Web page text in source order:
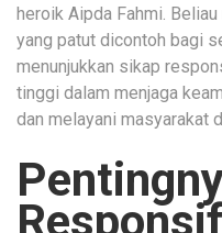
heroik Aipda Fahmi.
yang patut dicontoh bagi
menunjukkan sikap
tinggi dalam menjaga
dan melayani masyarakat